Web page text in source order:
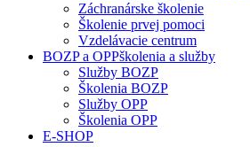
Záchranárske školenie
Školenie prvej pomoci
Vzdelávacie centrum
BOZP a OPPškolenia a služby
Služby BOZP
Školenia BOZP
Služby OPP
Školenia OPP
E-SHOP